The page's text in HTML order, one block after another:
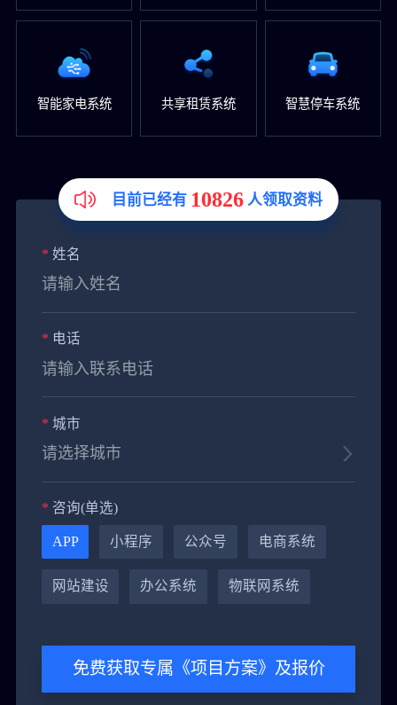
智能家电系统 共享租赁系统 智慧停车系统
* 姓名
* 电话
* 城市
* 咨询(单选)
APP 小程序 公众号 电商系统
网站建设 办公系统 物联网系统
免费获取专属《项目方案》及报价
黄** 151****9288 4小时前
张** 136****4686 3小时前
目前已经有 10826 人领取资料